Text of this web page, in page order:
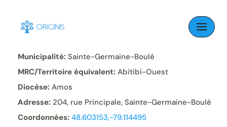
Skip
content
Municipalité: Sainte-Germaine-Boulé
MRC/Territoire équivalent: Abitibi-Ouest
Diocèse: Amos
Adresse: 204, rue Principale, Sainte-Germaine-Boulé
Coordonnées: 48.603153,-79.114495